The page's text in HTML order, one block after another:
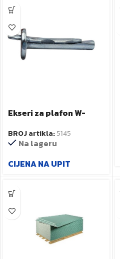
Ekseri za plafon W-
BROJ artikla:5145
Na lageru
CIJENA NA UPIT